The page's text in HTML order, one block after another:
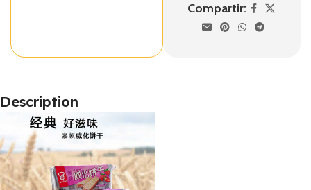
Compartir:
Description